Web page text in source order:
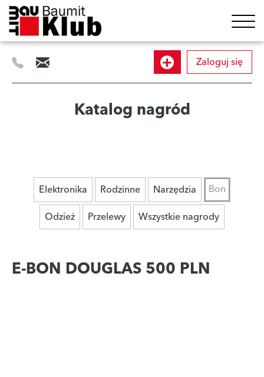
505
844
info@baumitklub.pl
Dołącz
programu
Zaloguj się
Katalog nagród
Elektronika Rodzinne Narzędzia
Bon
Odzież
Przelewy Wszystkie nagrody
E-BON DOUGLAS 500 PLN